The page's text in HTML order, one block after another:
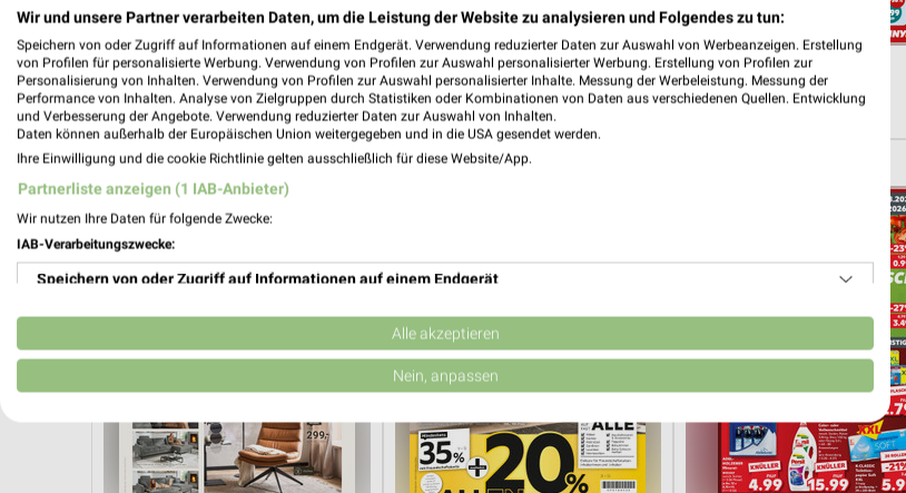
40,6 km
Angebote ab 08.08.
Gültig bis Fr. 14.08.
14,4 km
Mo-Mi Angebote ab 10.08.
Gültig ab Mo. 10.08.
Angebote ab 10.08.
XXXLutz XXXLutz
Wir und unsere Partner verarbeiten Daten, um die Leistung der Website zu analysieren und Folgendes zu tun:
Speichern von oder Zugriff auf Informationen auf einem Endgerät. Verwendung reduzierter Daten zur Auswahl von Werbeanzeigen. Erstellung
von Profilen für personalisierte Werbung. Verwendung von Profilen zur Auswahl personalisierter Werbung. Erstellung von Profilen zur
Personalisierung von Inhalten. Verwendung von Profilen zur Auswahl personalisierter Inhalte. Messung der Werbeleistung. Messung der
Performance von Inhalten. Analyse von Zielgruppen durch Statistiken oder Kombinationen von Daten aus verschiedenen Quellen. Entwicklung
und Verbesserung der Angebote. Verwendung reduzierter Daten zur Auswahl von Inhalten.
Daten können außerhalb der Europäischen Union weitergegeben und in die USA gesendet werden.
Ihre Einwilligung und die cookie Richtlinie gelten ausschließlich für diese Website/App.
Partnerliste anzeigen (1 IAB-Anbieter)
Wir nutzen Ihre Daten für folgende Zwecke:
IAB-Verarbeitungszwecke:
Speichern von oder Zugriff auf Informationen auf einem Endgerät
Verwendung reduzierter Daten zur Auswahl von Werbeanzeigen
Erstellung von Profilen für personalisierte Werbung
Erstellung von Profilen zur Personalisierung von Inhalten
Alle akzeptieren
Nein, anpassen